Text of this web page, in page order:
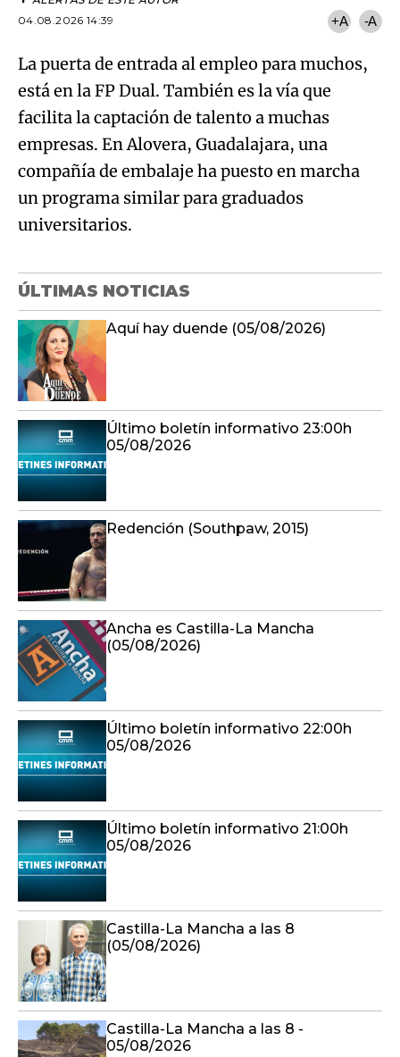
04.08.2026 14:39
+A -A
La puerta de entrada al empleo para muchos,
está en la FP Dual. También es la vía que
facilita la captación de talento a muchas
empresas. En Alovera, Guadalajara, una
compañía de embalaje ha puesto en marcha
un programa similar para graduados
universitarios.
ÚLTIMAS NOTICIAS
Aquí hay duende (05/08/2026)
Último boletín informativo 23:00h
05/08/2026
Redención (Southpaw, 2015)
Ancha es Castilla-La Mancha
(05/08/2026)
Último boletín informativo 22:00h
05/08/2026
Último boletín informativo 21:00h
05/08/2026
Castilla-La Mancha a las 8
(05/08/2026)
Castilla-La Mancha a las 8 -
05/08/2026